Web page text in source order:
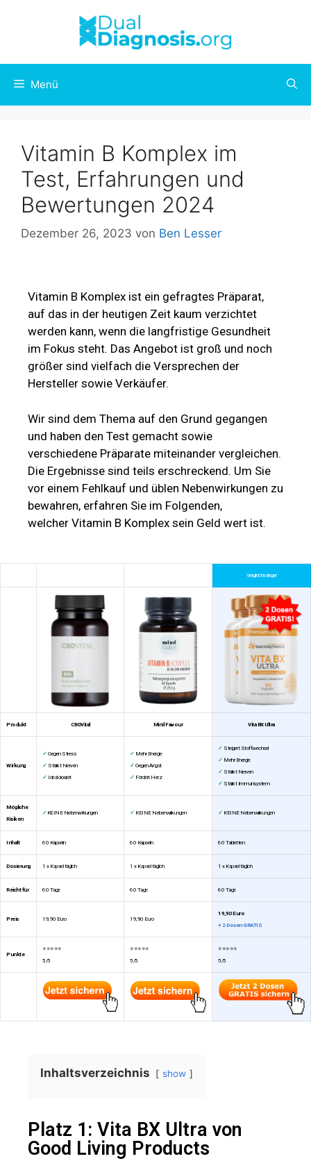
Menü
Vitamin B Komplex im
Test, Erfahrungen und
Bewertungen 2024
Dezember 26, 2023 von Ben Lesser
Vitamin B Komplex ist ein gefragtes Präparat,
auf das in der heutigen Zeit kaum verzichtet
werden kann, wenn die langfristige Gesundheit
im Fokus steht. Das Angebot ist groß und noch
größer sind vielfach die Versprechen der
Hersteller sowie Verkäufer.
Wir sind dem Thema auf den Grund gegangen
und haben den Test gemacht sowie
verschiedene Präparate miteinander vergleichen.
Die Ergebnisse sind teils erschreckend. Um Sie
vor einem Fehlkauf und üblen Nebenwirkungen zu
bewahren, erfahren Sie im Folgenden,
welcher Vitamin B Komplex sein Geld wert ist.
Vergleichssieger
Produkt CBDVital Mind Favour Vita BX Ultra
Wirkung
✓ Gegen Stress
✓ Stärkt Nerven
✓ Ideal dosiert
✓ Mehr Energie
✓ Gegen Angst
✓ Fördert Herz
✓ Steigert Stoffwechsel
✓ Mehr Energie
✓ Stärkt Nerven
✓ Stärkt Immunsystem
Mögliche
Risiken
✓ KEINE Nebenwirkungen ✓ KEINE Nebenwirkungen ✓ KEINE Nebenwirkungen
Inhalt 60 Kapseln 60 Kapseln 60 Tabletten
Dosierung 1 x Kapsel täglich 1 x Kapsel täglich 1 x Kapsel täglich
Reicht für 60 Tage 60 Tage 60 Tage
Preis 19,90 Euro 19,90 Euro
19,90 Euro
+ 2 Dosen GRATIS
Punkte
⭐⭐⭐⭐⭐
5/5
⭐⭐⭐⭐⭐
5/5
⭐⭐⭐⭐⭐
5/5
Inhaltsverzeichnis show
Platz 1: Vita BX Ultra von
Good Living Products